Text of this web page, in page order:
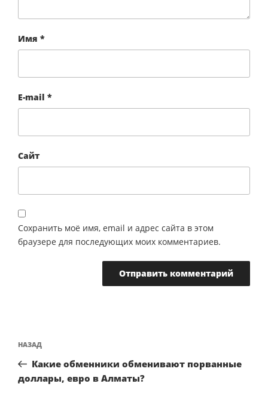
Имя *
E-mail *
Сайт
Сохранить моё имя, email и адрес сайта в этом
браузере для последующих моих комментариев.
по
записям
Предыдущая
запись:
НАЗАД
Какие обменники обменивают порванные
доллары, евро в Алматы?